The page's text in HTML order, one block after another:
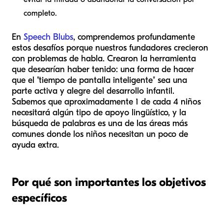
completo.
En Speech Blubs, comprendemos profundamente
estos desafíos porque nuestros fundadores crecieron
con problemas de habla. Crearon la herramienta
que desearían haber tenido: una forma de hacer
que el "tiempo de pantalla inteligente" sea una
parte activa y alegre del desarrollo infantil.
Sabemos que aproximadamente 1 de cada 4 niños
necesitará algún tipo de apoyo lingüístico, y la
búsqueda de palabras es una de las áreas más
comunes donde los niños necesitan un poco de
ayuda extra.
Por qué son importantes los objetivos
específicos